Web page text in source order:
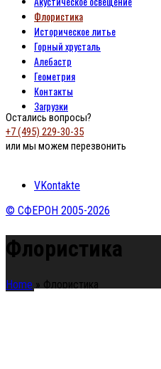
Флористика
Историческое литье
Горный хрусталь
Алебастр
Геометрия
Контакты
Загрузки
Остались вопросы?
+7 (495) 229-30-35
или мы можем перезвонить
VKontakte
© СФЕРОН 2005-2026
Флористика
Home » Флористика